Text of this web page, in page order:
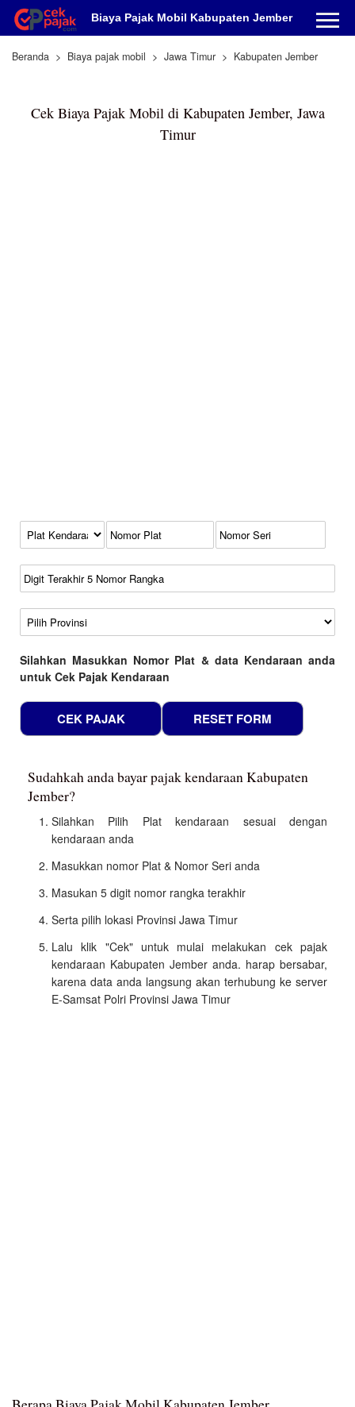
Biaya Pajak Mobil Kabupaten Jember
Beranda Biaya pajak mobil Jawa Timur Kabupaten Jember
Cek Biaya Pajak Mobil di Kabupaten Jember, Jawa
Timur
Kode Plat Kendaraan
No Plat
No Seri
No Rangka
Wilayah
Silahkan Masukkan Nomor Plat & data Kendaraan anda
untuk Cek Pajak Kendaraan
Sudahkah anda bayar pajak kendaraan Kabupaten
Jember?
Silahkan Pilih Plat kendaraan sesuai dengan
kendaraan anda
Masukkan nomor Plat & Nomor Seri anda
Masukan 5 digit nomor rangka terakhir
Serta pilih lokasi Provinsi Jawa Timur
Lalu klik "Cek" untuk mulai melakukan cek pajak
kendaraan Kabupaten Jember anda. harap bersabar,
karena data anda langsung akan terhubung ke server
E-Samsat Polri Provinsi Jawa Timur